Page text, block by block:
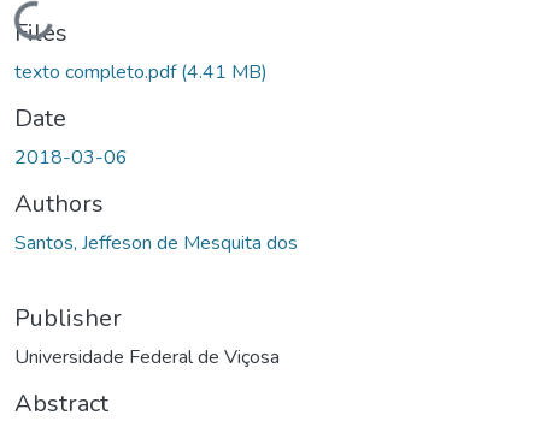
Loading...
Files
texto completo.pdf(4.41 MB)
Date
2018-03-06
Authors
Santos, Jeffeson de Mesquita dos
Publisher
Universidade Federal de Viçosa
Abstract